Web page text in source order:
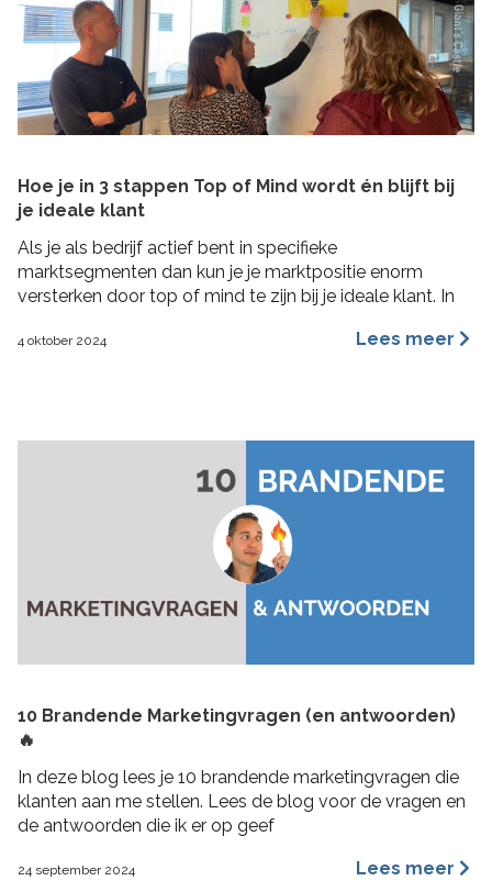
Hoe je in 3 stappen Top of Mind wordt én blijft bij
je ideale klant
Als je als bedrijf actief bent in specifieke
marktsegmenten dan kun je je marktpositie enorm
versterken door top of mind te zijn bij je ideale klant. In
of Mind positie kunt veroveren bij je ideale klant met de
4 oktober 2024 Lees meer
10 Brandende Marketingvragen (en antwoorden)
🔥
In deze blog lees je 10 brandende marketingvragen die
klanten aan me stellen. Lees de blog voor de vragen en
de antwoorden die ik er op geef
24 september 2024 Lees meer